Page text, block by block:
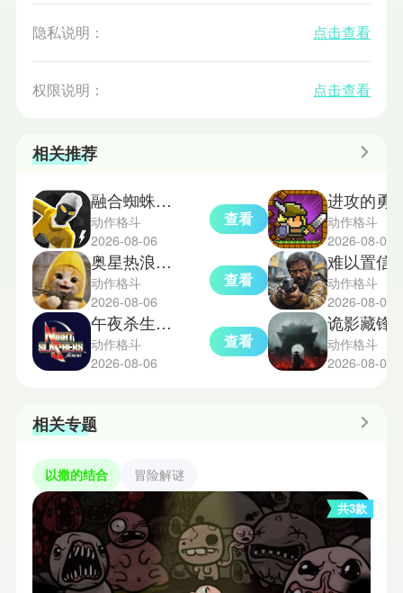
隐私说明： 点击查看
权限说明： 点击查看
相关推荐
融合蜘蛛侠模组版
动作格斗
2026-08-06
查看
奥星热浪测试服
动作格斗
2026-08-06
查看
午夜杀生重制版
动作格斗
2026-08-06
查看
动作格斗
2026-08-06
动作格斗
2026-08-06
动作格斗
2026-08-06
相关专题
以撒的结合 冒险解谜
共3款